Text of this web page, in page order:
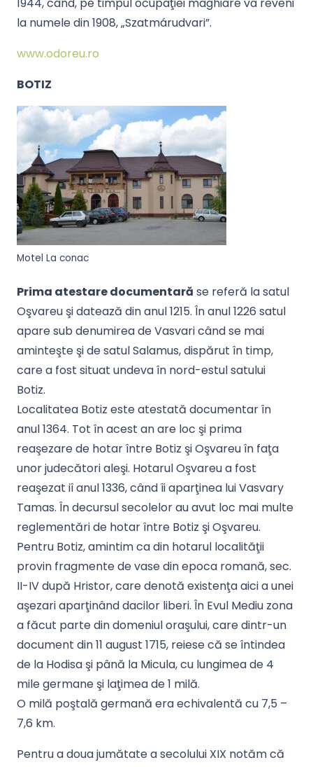
la numele din 1908, „Szatmárudvari”.
www.odoreu.ro
BOTIZ
Motel La conac
Prima atestare documentară se referă la satul
Oşvareu şi datează din anul 1215. În anul 1226 satul
apare sub denumirea de Vasvari când se mai
aminteşte şi de satul Salamus, dispărut în timp,
care a fost situat undeva în nord-estul satului
Botiz.
Localitatea Botiz este atestată documentar în
anul 1364. Tot în acest an are loc şi prima
reaşezare de hotar între Botiz şi Oşvareu în faţa
unor judecători aleşi. Hotarul Oşvareu a fost
reaşezat iî anul 1336, când îi aparţinea lui Vasvary
Tamas. În decursul secolelor au avut loc mai multe
reglementări de hotar între Botiz şi Oşvareu.
Pentru Botiz, amintim ca din hotarul localităţii
provin fragmente de vase din epoca romană, sec.
II-IV după Hristor, care denotă existenţa aici a unei
aşezari aparţinând dacilor liberi. În Evul Mediu zona
a făcut parte din domeniul oraşului, care dintr-un
document din 11 august 1715, reiese că se întindea
de la Hodisa şi până la Micula, cu lungimea de 4
mile germane şi laţimea de 1 milă.
O milă poştală germană era echivalentă cu 7,5 –
7,6 km.
Pentru a doua jumătate a secolului XIX notăm că